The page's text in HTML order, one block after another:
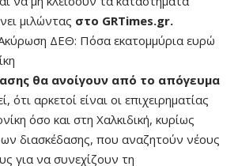
μιλώντας στο GRTimes.gr.
ΔΕΘ: Πόσα εκατομμύρια ευρώ
θα ανοίγουν από το απόγευμα
ότι αρκετοί είναι οι επιχειρηματίας
όσο και στη Χαλκιδική, κυρίως
διασκέδασης, που αναζητούν νέους
για να συνεχίζουν τη